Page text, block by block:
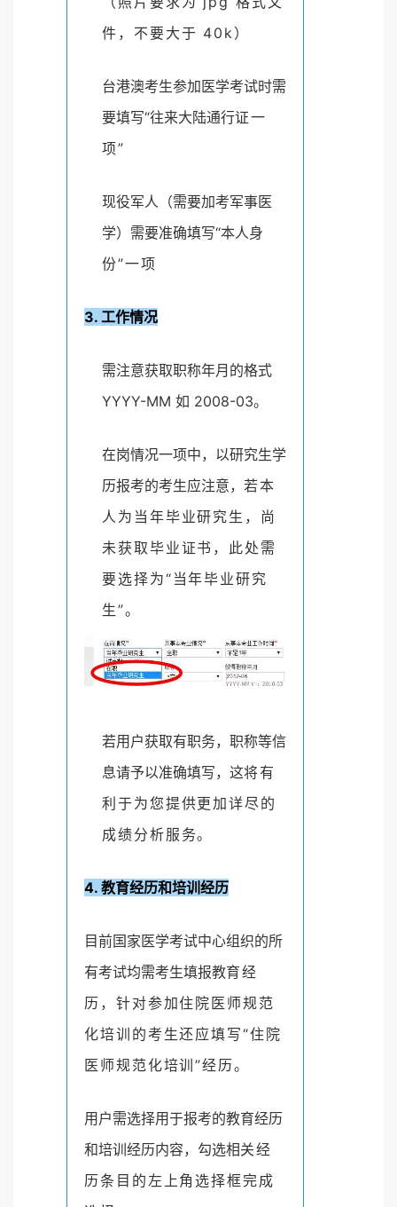
件，不要大于 40k）
台港澳考生参加医学考试时需
要填写“往来大陆通行证一
项”
现役军人（需要加考军事医
学）需要准确填写“本人身
份”一项
3. 工作情况
需注意获取职称年月的格式
YYYY-MM 如 2008-03。
在岗情况一项中，以研究生学
历报考的考生应注意， 若本
人为当年毕业研究生，尚
未获取毕业证书，此处 需
要选择为“当年毕业研究
生”。
若用户获取有职务，职称等信
息请予以准确填写，这将有
利于为您提供更加详尽的
成绩分析服务。
4. 教育经历和培训经历
目前国家医学考试中心组织的所
有考试均需考生填报教育经
历，针对参加住院医师规范
化培训的考生还应填写“住 院
医师规范化培训”经历。
用户需选择用于报考的教育经历
和培训经历内容，勾选相关经
历条目的左上角选择框完成